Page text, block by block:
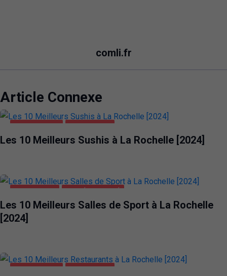
comli.fr
Article Connexe
ALIMENTATION LA ROCHELLE
Les 10 Meilleurs Sushis à La Rochelle [2024]
LA ROCHELLE SANTÉ ET BEAUTÉ
Les 10 Meilleurs Salles de Sport à La Rochelle
[2024]
ALIMENTATION LA ROCHELLE